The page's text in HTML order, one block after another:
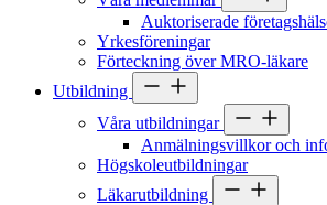
Auktoriserade
Yrkesföreningar
Förteckning över MRO-läkare
Utbildning
Våra utbildningar
Anmälningsvillkor och
Högskoleutbildningar
Läkarutbildning